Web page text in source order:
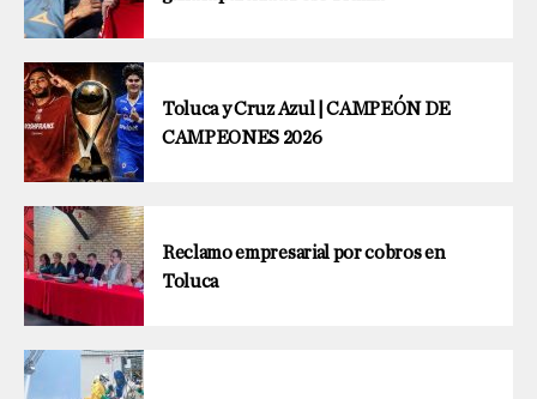
Toluca y Cruz Azul | CAMPEÓN DE
CAMPEONES 2026
Reclamo empresarial por cobros en
Toluca